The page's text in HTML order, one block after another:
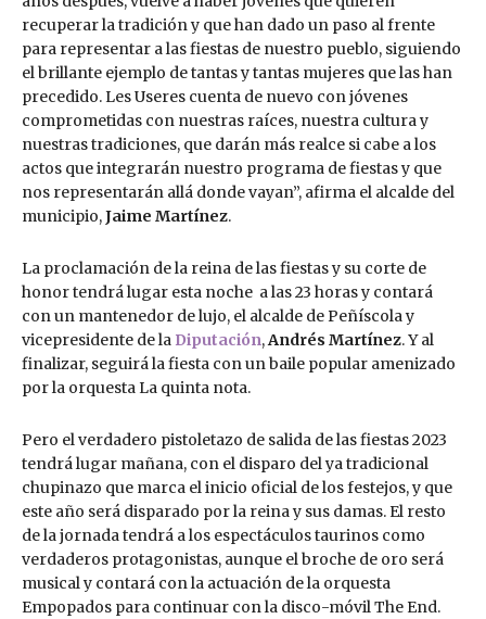
recuperar la tradición y que han dado un paso al frente
para representar a las fiestas de nuestro pueblo, siguiendo
el brillante ejemplo de tantas y tantas mujeres que las han
precedido. Les Useres cuenta de nuevo con jóvenes
comprometidas con nuestras raíces, nuestra cultura y
nuestras tradiciones, que darán más realce si cabe a los
actos que integrarán nuestro programa de fiestas y que
nos representarán allá donde vayan”, afirma el alcalde del
municipio,Jaime Martínez.
La proclamación de la reina de las fiestas y su corte de
honor tendrá lugar esta noche a las 23 horas y contará
con un mantenedor de lujo, el alcalde de Peñíscola y
vicepresidente de la Diputación,Andrés Martínez. Y al
finalizar, seguirá la fiesta con un baile popular amenizado
por la orquesta La quinta nota.
Pero el verdadero pistoletazo de salida de las fiestas 2023
tendrá lugar mañana, con el disparo del ya tradicional
chupinazo que marca el inicio oficial de los festejos, y que
este año será disparado por la reina y sus damas. El resto
de la jornada tendrá a los espectáculos taurinos como
verdaderos protagonistas, aunque el broche de oro será
musical y contará con la actuación de la orquesta
Empopados para continuar con la disco-móvil The End.